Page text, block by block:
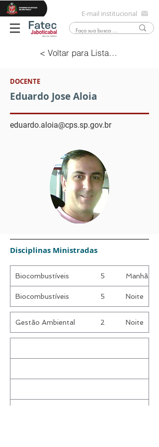
E-mail institucional
< Voltar para Lista Docentes
DOCENTE
Eduardo Jose Aloia
eduardo.aloia@cps.sp.gov.br
Disciplinas Ministradas
Biocombustíveis 5 Manhã
Biocombustíveis 5 Noite
Gestão Ambiental 2 Noite